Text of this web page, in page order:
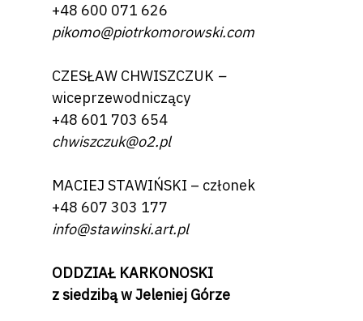
+48 600 071 626
pikomo@piotrkomorowski.com
CZESŁAW CHWISZCZUK –
wiceprzewodniczący
+48 601 703 654
chwiszczuk@o2.pl
MACIEJ STAWIŃSKI – członek
+48 607 303 177
info@stawinski.art.pl
ODDZIAŁ KARKONOSKI
z siedzibą w Jeleniej Górze